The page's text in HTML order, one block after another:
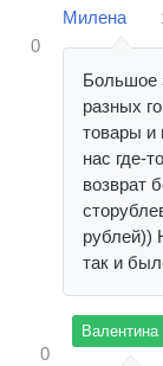
0
Милена
Большое
разных
товары и
нас где-
возврат
рублей))
так и
0
Валентина